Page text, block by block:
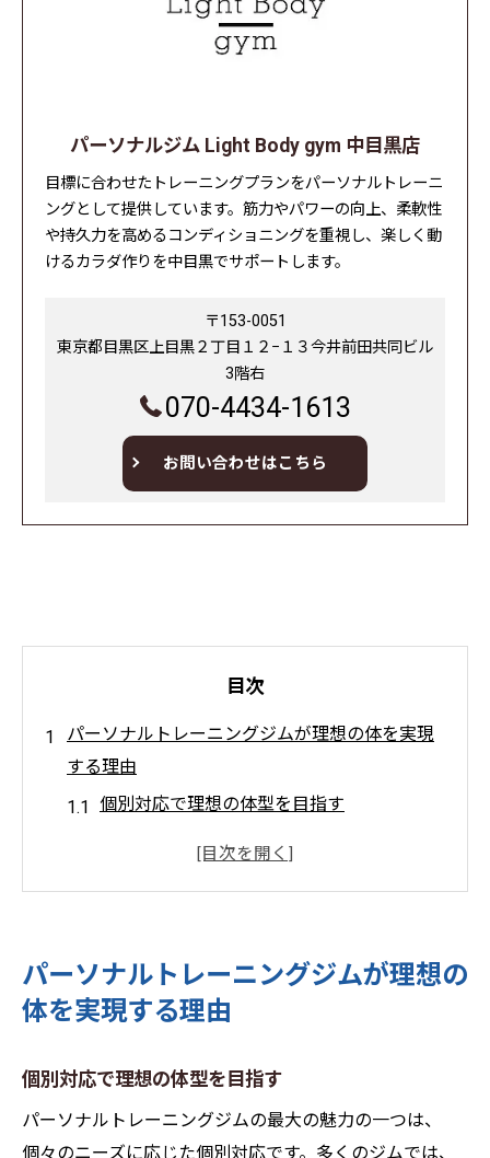
パーソナルジム Light Body gym 中目黒店
目標に合わせたトレーニングプランをパーソナルトレーニ
ングとして提供しています。筋力やパワーの向上、柔軟性
や持久力を高めるコンディショニングを重視し、楽しく動
けるカラダ作りを中目黒でサポートします。
〒153-0051
東京都目黒区上目黒２丁目１２−１３今井前田共同ビル
3階右
070-4434-1613
お問い合わせはこちら
目次
パーソナルトレーニングジムが理想の体を実現
する理由
個別対応で理想の体型を目指す
専用プランで効率的なトレーニング
健康管理を含めた包括的アプローチ
効果的なレッスン法でパーソナルトレーニング
トレーニングスケジュールの構築
パーソナルトレーニングジムが理想の
体を実現する理由
個別対応で理想の体型を目指す
パーソナルトレーニングジムの最大の魅力の一つは、
個々のニーズに応じた個別対応です。多くのジムでは、